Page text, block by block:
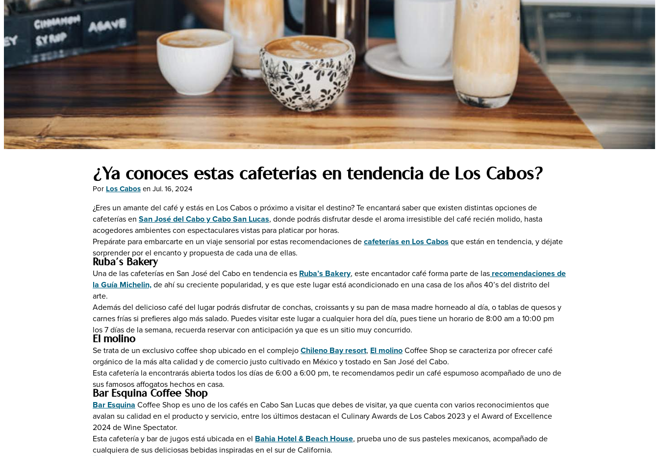
Lugares Para Visitar
Blogs Español
Reuniones
Bodas
Industria
LGBTQ+
Metaverso
Golf
¿Ya conoces estas cafeterías en tendencia de Los Cabos?
Por Los CabosenJul. 16, 2024
¿Eres un amante del café y estás en Los Cabos o próximo a visitar el destino? Te encantará saber que existen distintas opciones de
cafeterías en San José del Cabo y Cabo San Lucas, donde podrás disfrutar desde el aroma irresistible del café recién molido, hasta
acogedores ambientes con espectaculares vistas para platicar por horas.
Prepárate para embarcarte en un viaje sensorial por estas recomendaciones decafeterías en Los Cabos que están en tendencia, y déjate
sorprender por el encanto y propuesta de cada una de ellas.
Ruba’s Bakery
Una de las cafeterías en San José del Cabo en tendencia es Ruba’s Bakery, este encantador café forma parte de las recomendaciones de
la Guía Michelin,de ahí su creciente popularidad, y es que este lugar está acondicionado en una casa de los años 40’s del distrito del
arte.
Además del delicioso café del lugar podrás disfrutar de conchas, croissants y su pan de masa madre horneado al día, o tablas de quesos y
carnes frías si prefieres algo más salado. Puedes visitar este lugar a cualquier hora del día, pues tiene un horario de 8:00 am a 10:00 pm
los 7 días de la semana, recuerda reservar con anticipación ya que es un sitio muy concurrido.
El molino
Se trata de un exclusivo coffee shop ubicado en el complejoChileno Bay resort, El molinoCoffee Shop se caracteriza por ofrecer café
orgánico de la más alta calidad y de comercio justo cultivado en México y tostado en San José del Cabo.
Esta cafetería la encontrarás abierta todos los días de 6:00 a 6:00 pm, te recomendamos pedir un café espumoso acompañado de uno de
sus famosos affogatos hechos en casa.
Bar Esquina Coffee Shop
Bar Esquina Coffee Shop es uno de los cafés en Cabo San Lucas que debes de visitar, ya que cuenta con varios reconocimientos que
avalan su calidad en el producto y servicio, entre los últimos destacan el Culinary Awards de Los Cabos 2023 y el Award of Excellence
2024 de Wine Spectator.
Esta cafetería y bar de jugos está ubicada en el Bahia Hotel & Beach House, prueba uno de sus pasteles mexicanos, acompañado de
cualquiera de sus deliciosas bebidas inspiradas en el sur de California.